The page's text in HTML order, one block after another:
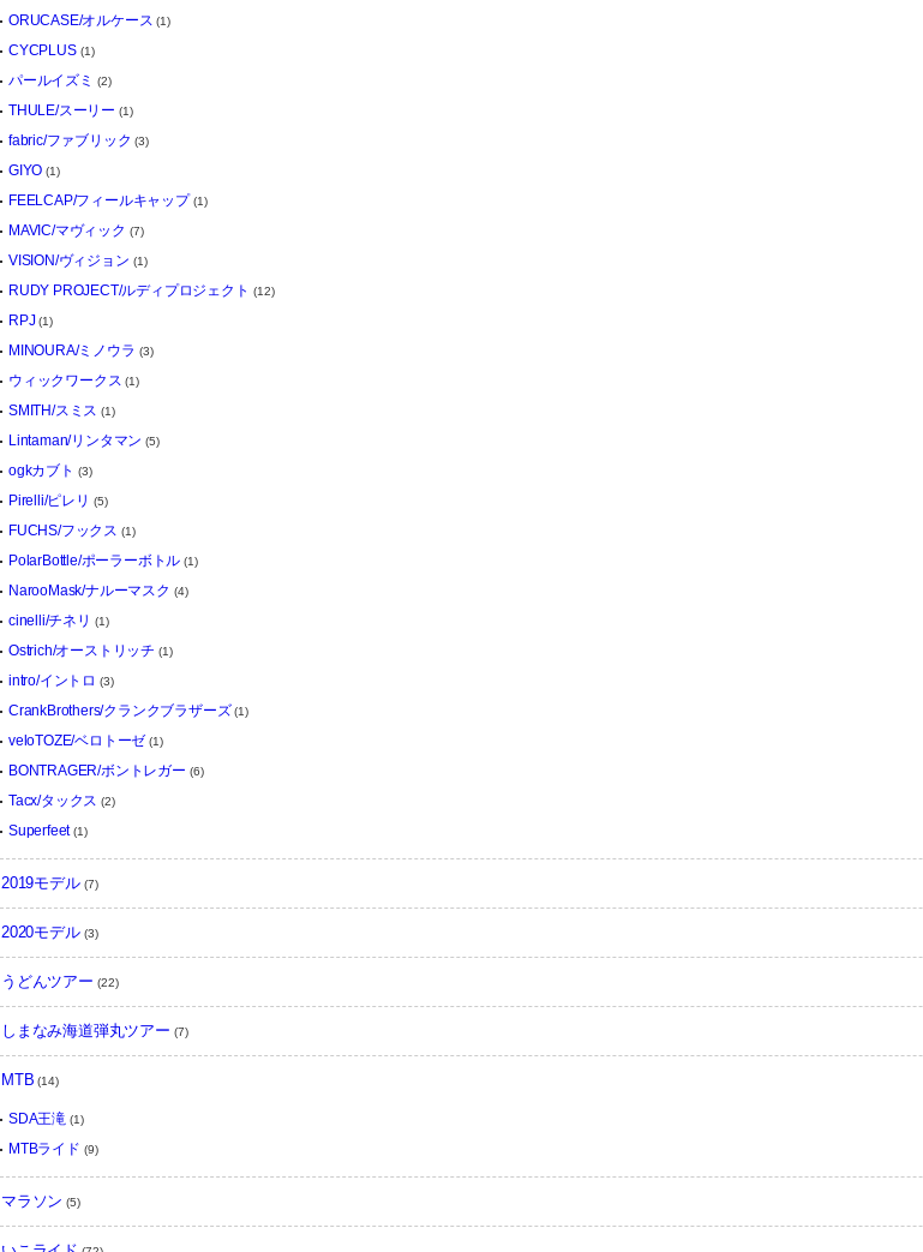
ORUCASE/オルケース (1)
CYCPLUS(1)
パールイズミ (2)
THULE/スーリー (1)
fabric/ファブリック (3)
GIYO (1)
FEELCAP/フィールキャップ(1)
MAVIC/マヴィック (7)
VISION/ヴィジョン (1)
RUDY PROJECT/ルディプロジェクト (12)
RPJ(1)
MINOURA/ミノウラ (3)
ウィックワークス (1)
SMITH/スミス (1)
Lintaman/リンタマン (5)
ogkカブト (3)
Pirelli/ピレリ (5)
FUCHS/フックス (1)
PolarBottle/ポーラーボトル (1)
NarooMask/ナルーマスク (4)
cinelli/チネリ (1)
Ostrich/オーストリッチ (1)
intro/イントロ (3)
CrankBrothers/クランクブラザーズ (1)
veloTOZE/ベロトーゼ (1)
BONTRAGER/ボントレガー (6)
Tacx/タックス (2)
Superfeet(1)
2019モデル(7)
2020モデル(3)
うどんツアー (22)
しまなみ海道弾丸ツアー (7)
MTB (14)
SDA王滝 (1)
MTBライド (9)
マラソン (5)